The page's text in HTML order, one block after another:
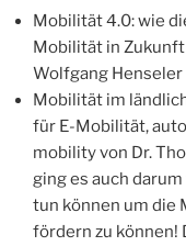
Mobilität 4.0: wie
Mobilität in
Wolfgang
Mobilität im
für E-Mobilität,
mobility von Dr.
ging es auch
tun können um die
fördern zu können!